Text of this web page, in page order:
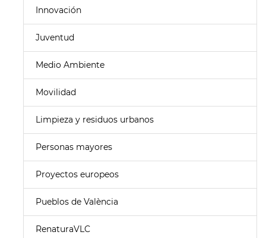
Innovación
Juventud
Medio Ambiente
Movilidad
Limpieza y residuos urbanos
Personas mayores
Proyectos europeos
Pueblos de València
RenaturaVLC